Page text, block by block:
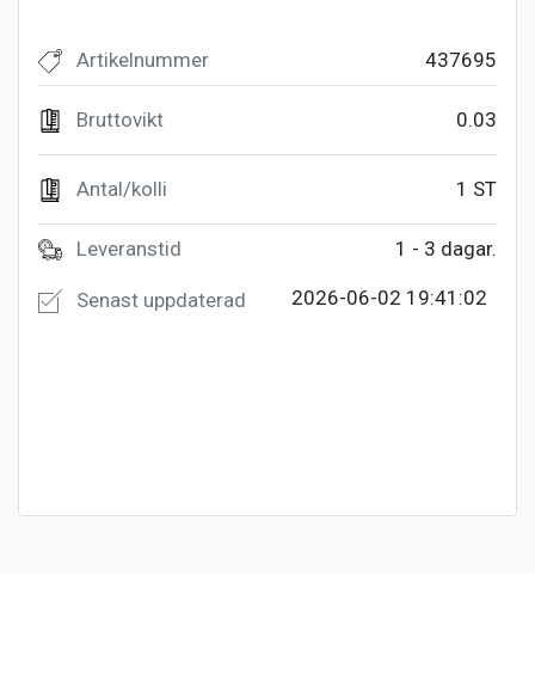
437695
Artikelnummer
0.03
Bruttovikt
1 ST
Antal/kolli
1 - 3 dagar.
Leveranstid
2026-06-02 19:41:02
Senast uppdaterad